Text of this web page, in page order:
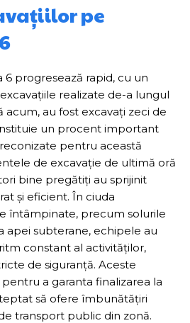
pe
6 progresează rapid, cu un
realizate de-a lungul
acum, au fost excavați zeci de
un procent important
pentru această
de excavație de ultimă oră
bine pregătiți au sprijinit
și eficient. În ciuda
întâmpinate, precum solurile
apei subterane, echipele au
constant al activităților,
de siguranță. Aceste
a garanta finalizarea la
să ofere îmbunătățiri
transport public din zonă.